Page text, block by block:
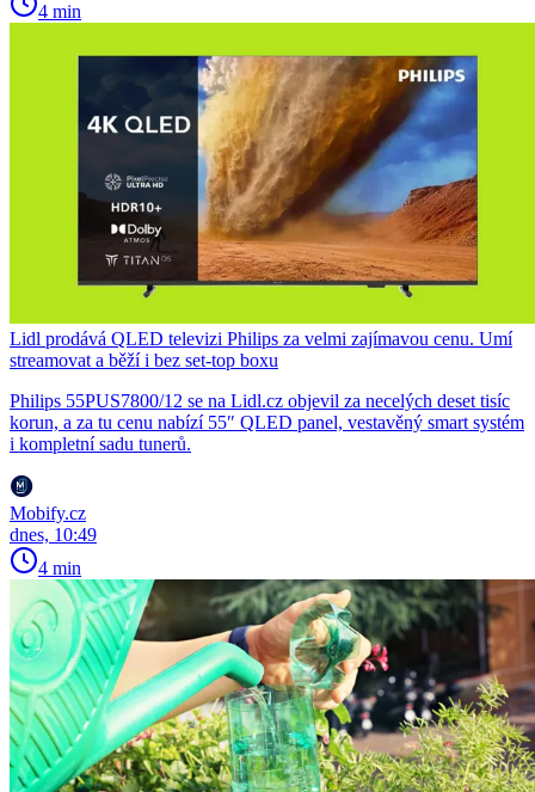
4 min
Lidl prodává QLED televizi Philips za velmi zajímavou cenu. Umí
streamovat a běží i bez set-top boxu
Philips 55PUS7800/12 se na Lidl.cz objevil za necelých deset tisíc
korun, a za tu cenu nabízí 55″ QLED panel, vestavěný smart systém
i kompletní sadu tunerů.
Mobify.cz
dnes, 10:49
4 min